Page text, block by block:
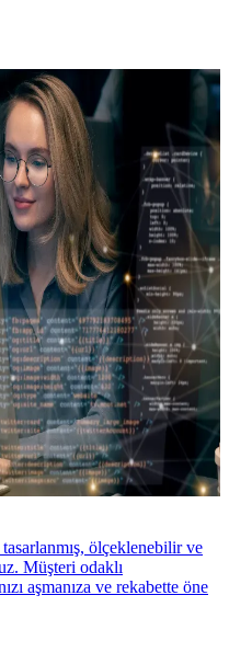
ölçeklenebilir ve
Müşteri odaklı
aşmanıza ve rekabette öne